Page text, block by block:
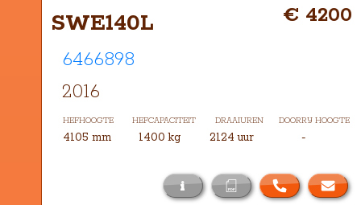
TXH-4755
SWE140L
6466898
2016
HEFHOOGTE HEFCAPACITEIT DRAAIUREN DOORRIJ HOOGTE
4105 mm 1400 kg 2124 uur -
i
€ 4200